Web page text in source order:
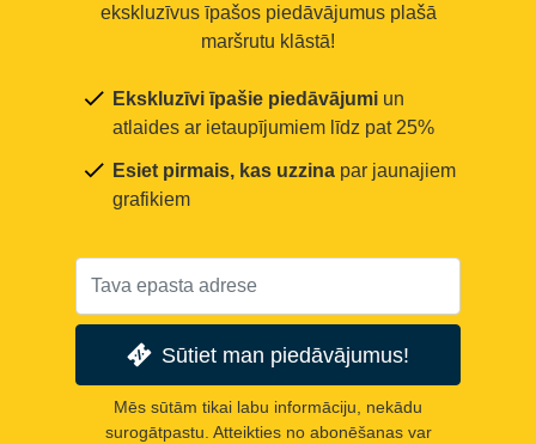
ekskluzīvus īpašos piedāvājumus plašā
maršrutu klāstā!
Ekskluzīvi īpašie piedāvājumi un
atlaides ar ietaupījumiem līdz pat 25%
Esiet pirmais, kas uzzina par jaunajiem
grafikiem
Sūtiet man piedāvājumus!
Mēs sūtām tikai labu informāciju, nekādu
surogātpastu. Atteikties no abonēšanas var